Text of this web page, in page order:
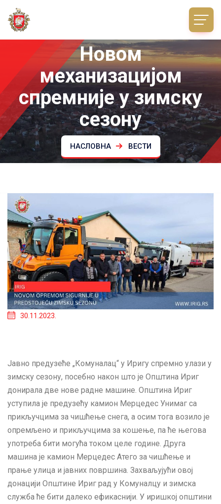
Новом
механизацијом
спремније у зимску
сезону
НАСЛОВНА ВЕСТИ
30.11.2023.
Јавно предузеће „Комуналац“ у Иригу спремно улази у
зимску сезону, посебно након што је Општина Ириг
донирала две нове радне машине. Општина Ириг
уступила је предузећу камион Мерцедес Унимаг са
прикључцима за чишћење снега, а осим тога возило је
опремљено и прикључцима за кошење, па ће његова
употреба бити могућа током целе године. Друга
машина је камион Мерцедес Атего за чишћење и
прање улица и јавних површина. Захваљујући овој
донацији Општине Ириг рад у Комуналцу и зимска
служба ће бити далеко ефикаснији. У иришкој општини